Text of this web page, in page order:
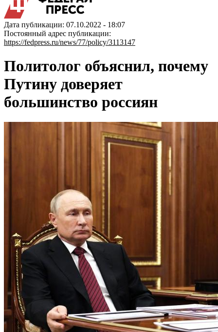
Дата публикации: 07.10.2022 - 18:07
Постоянный адрес публикации:
https://fedpress.ru/news/77/policy/3113147
Политолог объяснил, почему
Путину доверяет
большинство россиян